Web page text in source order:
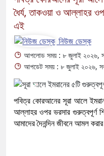
ধৈর্য, তাকওয়া ও আল্লাহর
এই
নিউজ ডেস্ক
আপলোড সময় : ৮ জুলাই ২০২৬,
আপডেট সময় : ৮ জুলাই ২০২৬,
পবিত্র কোরআনের সূরা আলে
আল্লাহর ওপর ভরসার গুরুত্বপূর্ণ
আমাদের দৈনন্দিন জীবনে আমল